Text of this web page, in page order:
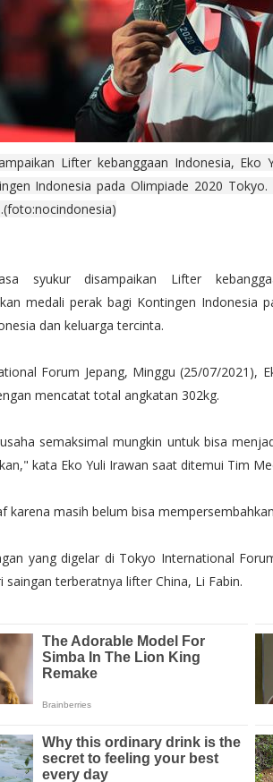
Lifter kebanggaan Indonesia,
Indonesia pada Olimpiade 2020
syukur disampaikan Lifter
medali perak bagi Kontingen Indonesia
dan keluarga tercinta.
Forum Jepang, Minggu (25/07/2021),
mencatat total angkatan 302kg.
semaksimal mungkin untuk bisa
kata Eko Yuli Irawan saat ditemui Tim
karena masih belum bisa
yang digelar di Tokyo International
saingan terberatnya lifter China, Li Fabin.